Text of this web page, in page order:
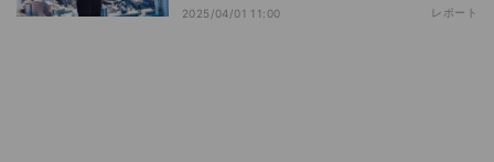
2025/04/01 11:00 レポート